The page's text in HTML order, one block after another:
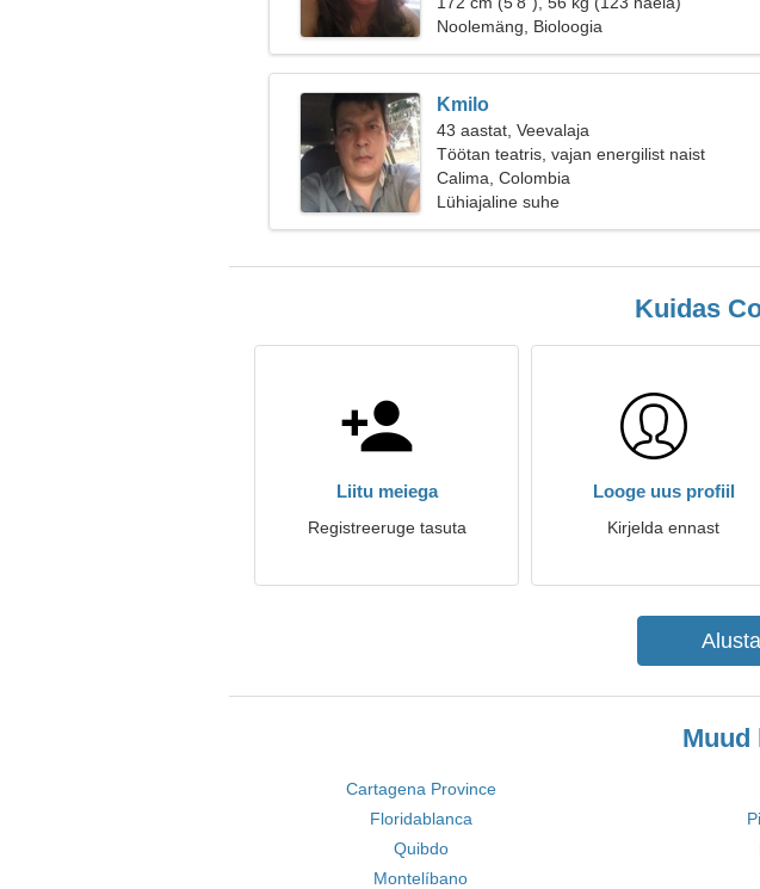
Noolemäng, Bioloogia
Kmilo
43 aastat, Veevalaja
Töötan teatris, vajan energilist naist
Calima, Colombia
Lühiajaline suhe
Kuidas
Liitu meiega
Registreeruge tasuta
Looge uus profiil
Kirjelda ennast
Muud
Cartagena Province
Floridablanca
Quibdo
Montelíbano